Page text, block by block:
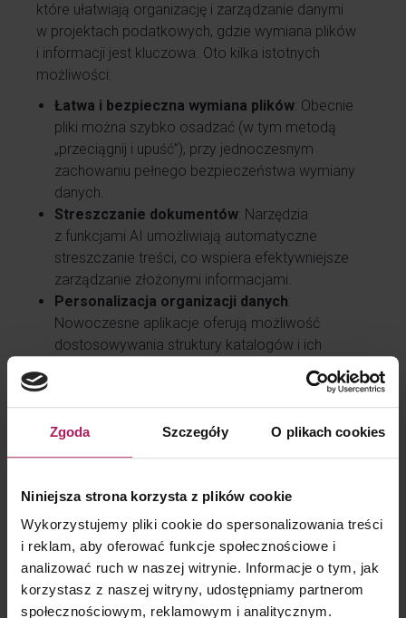
Zgoda Szczegóły O plikach cookies
Niniejsza strona korzysta z plików cookie
Wykorzystujemy pliki cookie do spersonalizowania treści
i reklam, aby oferować funkcje społecznościowe i
analizować ruch w naszej witrynie. Informacje o tym, jak
korzystasz z naszej witryny, udostępniamy partnerom
społecznościowym, reklamowym i analitycznym.
które ułatwiają organizację i zarządzanie danymi
w projektach podatkowych, gdzie wymiana plików
i informacji jest kluczowa. Oto kilka istotnych
możliwości:
Łatwa i bezpieczna wymiana plików: Obecnie
pliki można szybko osadzać (w tym metodą
„przeciągnij i upuść”), przy jednoczesnym
zachowaniu pełnego bezpieczeństwa wymiany
danych.
Streszczanie dokumentów: Narzędzia
z funkcjami AI umożliwiają automatyczne
streszczanie treści, co wspiera efektywniejsze
zarządzanie złożonymi informacjami.
Personalizacja organizacji danych:
Nowoczesne aplikacje oferują możliwość
dostosowywania struktury katalogów i ich
wyglądu, co ułatwia organizowanie dokumentów
podatkowych w sposób przejrzysty i intuicyjny.
Komunikacja: Integracja narzędzi
komunikacyjnych pozwala na sprawniejszą
wymianę informacji wewnątrz zespołu
podatkowych i konsultacjach w czasie
rzeczywistym.
Przydzielanie zadań: Współczesne narzędzia
umożliwiają łatwe przypisywanie zadań,
co sprzyja przejrzystości i odpowiedzialności
w zespołach realizujących projekty podatkowe,